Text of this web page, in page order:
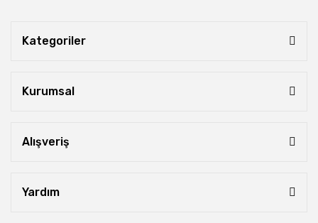
Kategoriler
Kurumsal
Alışveriş
Yardım